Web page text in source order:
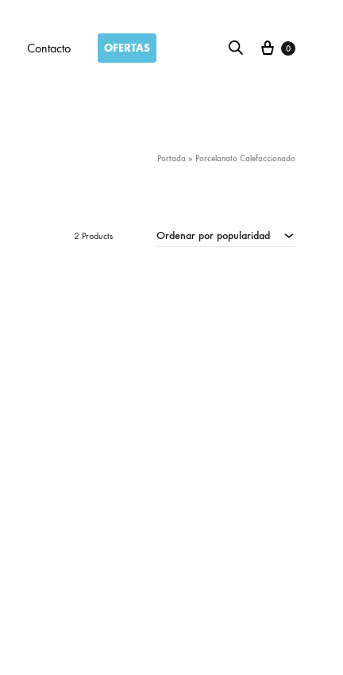
Contacto OFERTAS Carro
0
Portada » Porcelanato Calefaccionado
Ordenar por popularidad
2 Products